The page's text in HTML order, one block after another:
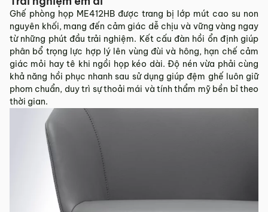
Ghế phòng họp ME412HB được trang bị lớp mút cao su non
nguyên khối, mang đến cảm giác dễ chịu và vững vàng ngay
từ những phút đầu trải nghiệm. Kết cấu đàn hồi ổn định giúp
phân bổ trọng lực hợp lý lên vùng đùi và hông, hạn chế cảm
giác mỏi hay tê khi ngồi họp kéo dài. Độ nén vừa phải cùng
khả năng hồi phục nhanh sau sử dụng giúp đệm ghế luôn giữ
phom chuẩn, duy trì sự thoải mái và tính thẩm mỹ bền bỉ theo
thời gian.
Sản phẩm mới đã quá thời gian 3 ngày kể từ ngày nhận
hàng.
Mọi thông tin cần hỗ trợ và giải đáp vui lòng liên hệ MyChair
qua:
Hotline:0942 902 468(Call, Zalo)
Email:info@mychair.vn